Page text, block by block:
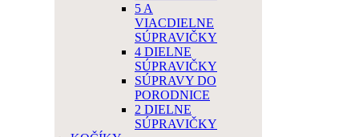
5 A
VIACDIELNE
SÚPRAVIČKY
4 DIELNE
SÚPRAVIČKY
SÚPRAVY DO
PORODNICE
2 DIELNE
SÚPRAVIČKY